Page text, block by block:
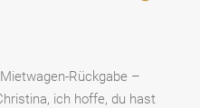
Rückgabe –
ich hoffe, du hast